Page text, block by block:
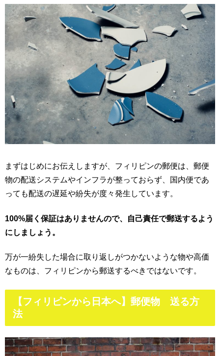
まずはじめにお伝えしますが、フィリピンの郵便は、郵便
物の配送システムやインフラが整っておらず、国内便であ
っても配送の遅延や紛失が度々発生しています。
100%届く保証はありませんので、自己責任で郵送するよう
にしましょう。
万が一紛失した場合に取り返しがつかないような物や高価
なものは、フィリピンから郵送するべきではないです。
【フィリピンから日本へ】郵便物 送る方
法